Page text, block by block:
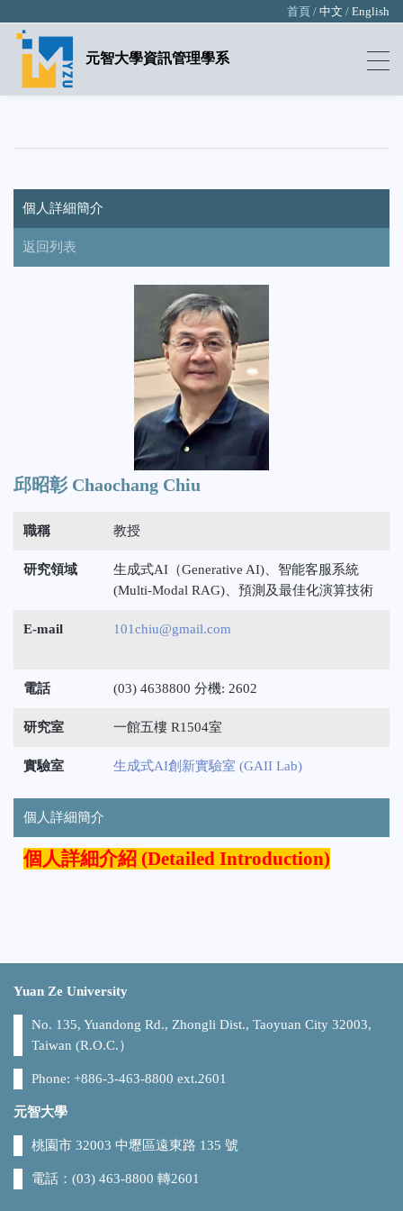
首頁 / 中文 / English
元智大學資訊管理學系
個人詳細簡介
返回列表
邱昭彰 Chaochang Chiu
職稱 教授
研究領域
生成式AI（Generative AI)、智能客服系統
(Multi-Modal RAG)、預測及最佳化演算技術
E-mail 101chiu@gmail.com
電話 (03) 4638800 分機: 2602
研究室 一館五樓 R1504室
實驗室 生成式AI創新實驗室 (GAII Lab)
個人詳細簡介
個人詳細介紹 (Detailed Introduction)
Yuan Ze University
No. 135, Yuandong Rd., Zhongli Dist., Taoyuan City 32003,
Taiwan (R.O.C.）
Phone: +886-3-463-8800 ext.2601
元智大學
桃園市 32003 中壢區遠東路 135 號
電話：(03) 463-8800 轉2601